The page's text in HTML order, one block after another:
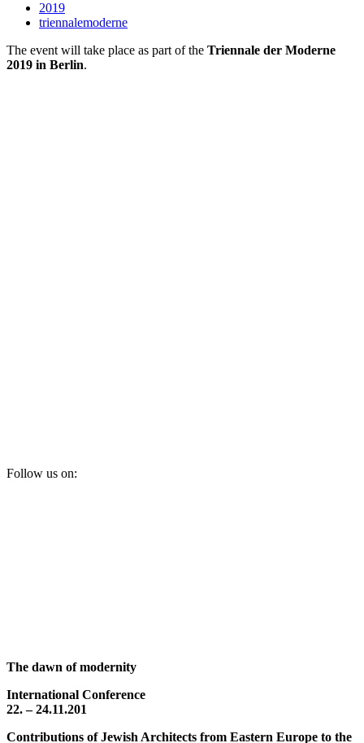
2019
triennalemoderne
The event will take place as part of the Triennale der Moderne
2019 in Berlin.
Follow us on:
The dawn of modernity
International Conference
22. – 24.11.201
Contributions of Jewish Architects from Eastern Europe to the